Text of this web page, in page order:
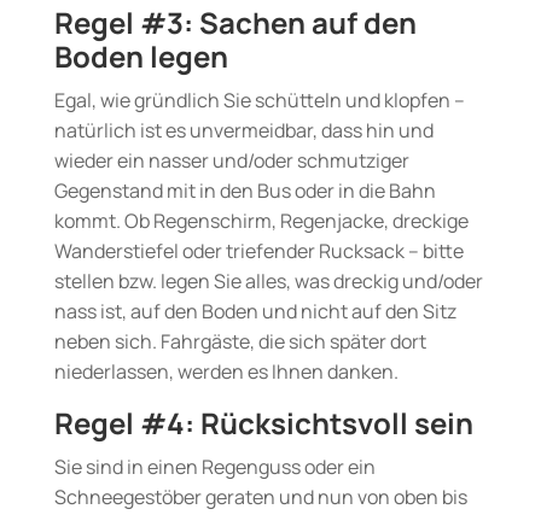
Regel #3: Sachen auf den
Boden legen
Egal, wie gründlich Sie schütteln und klopfen –
natürlich ist es unvermeidbar, dass hin und
wieder ein nasser und/oder schmutziger
Gegenstand mit in den Bus oder in die Bahn
kommt. Ob Regenschirm, Regenjacke, dreckige
Wanderstiefel oder triefender Rucksack – bitte
stellen bzw. legen Sie alles, was dreckig und/oder
nass ist, auf den Boden und nicht auf den Sitz
neben sich. Fahrgäste, die sich später dort
niederlassen, werden es Ihnen danken.
Regel #4: Rücksichtsvoll sein
Sie sind in einen Regenguss oder ein
Schneegestöber geraten und nun von oben bis